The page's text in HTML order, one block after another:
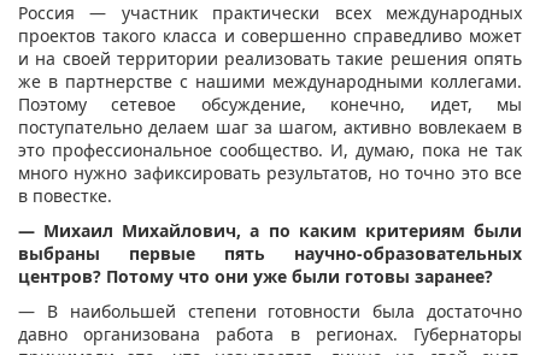
Россия — участник практически всех международных
проектов такого класса и совершенно справедливо может
и на своей территории реализовать такие решения опять
же в партнерстве с нашими международными коллегами.
Поэтому сетевое обсуждение, конечно, идет, мы
поступательно делаем шаг за шагом, активно вовлекаем в
это профессиональное сообщество. И, думаю, пока не так
много нужно зафиксировать результатов, но точно это все
в повестке.
— Михаил Михайлович, а по каким критериям были
выбраны первые пять научно-образовательных
центров? Потому что они уже были готовы заранее?
— В наибольшей степени готовности была достаточно
давно организована работа в регионах. Губернаторы